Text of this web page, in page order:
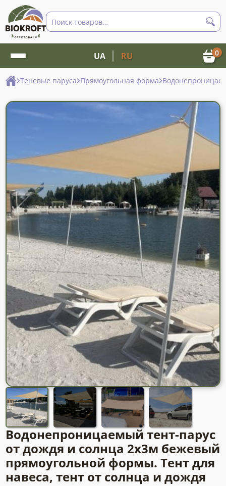
Поиск
товаров
UA RU 0
Теневые паруса Прямоугольная форма
Водонепроницаемый тент-парус
от дождя и солнца 2х3м бежевый
прямоугольной формы. Тент для
навеса, тент от солнца и дождя